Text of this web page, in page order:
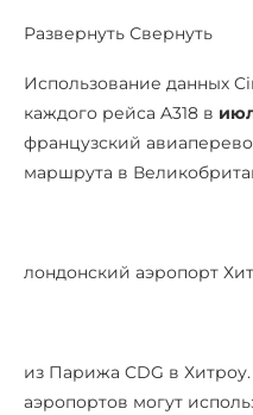
Развернуть Свернуть
Использование данных
каждого рейса A318 в
французский
маршрута в
лондонский аэропорт
из Парижа CDG в
аэропортов могут